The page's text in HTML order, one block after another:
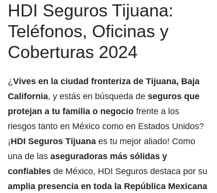
HDI Seguros Tijuana:
Teléfonos, Oficinas y
Coberturas 2024
¿Vives en la ciudad fronteriza de Tijuana, Baja
California, y estás en búsqueda de seguros que
protejan a tu familia o negocio frente a los
riesgos tanto en México como en Estados Unidos?
¡HDI Seguros Tijuana es tu mejor aliado! Como
una de las aseguradoras más sólidas y
confiables de México, HDI Seguros destaca por su
amplia presencia en toda la República Mexicana